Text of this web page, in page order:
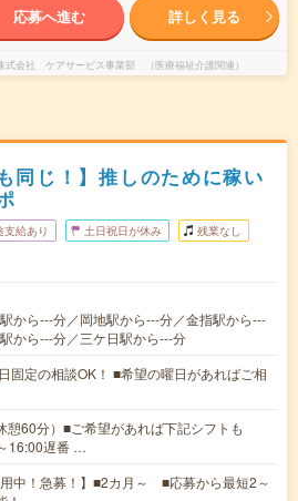
応募へ進む 詳しく見る
式会社 ケアサービス事業部 （医療福祉介護関連）
同じ！】推しのために稼い
支給あり 土日祝日が休み 残業なし
から---分／岡地駅から---分／金指駅から---
から---分／三ケ日駅から---分
固定の相談OK！ ■希望の曜日があればご相
憩60分）■ご希望があれば下記シフトも
16:00遅番 …
用中！急募！】■2カ月～ ■応募から最短2～